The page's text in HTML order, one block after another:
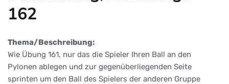
162
Thema/Beschreibung:
Wie Übung 161, nur das die Spieler Ihren Ball an den
Pylonen ablegen und zur gegenüberliegenden Seite
sprinten um den Ball des Spielers der anderen Gruppe